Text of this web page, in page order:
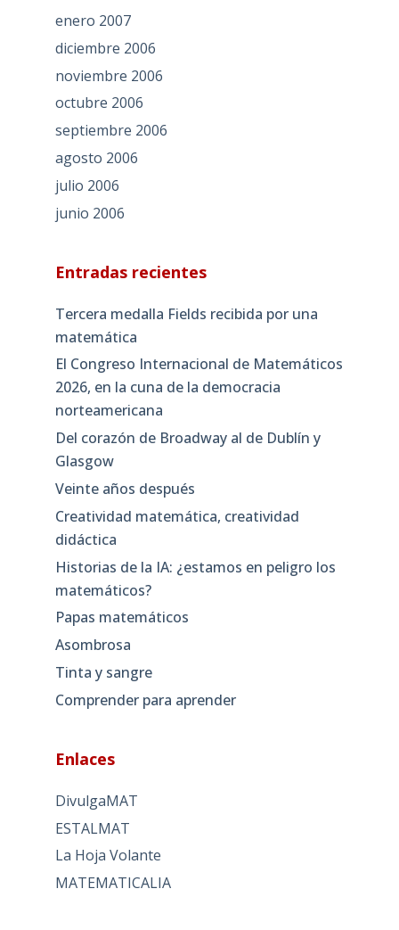
enero 2007
diciembre 2006
noviembre 2006
octubre 2006
septiembre 2006
agosto 2006
julio 2006
junio 2006
Entradas recientes
Tercera medalla Fields recibida por una
matemática
El Congreso Internacional de Matemáticos
2026, en la cuna de la democracia
norteamericana
Del corazón de Broadway al de Dublín y
Glasgow
Veinte años después
Creatividad matemática, creatividad
didáctica
Historias de la IA: ¿estamos en peligro los
matemáticos?
Papas matemáticos
Asombrosa
Tinta y sangre
Comprender para aprender
Enlaces
DivulgaMAT
ESTALMAT
La Hoja Volante
MATEMATICALIA